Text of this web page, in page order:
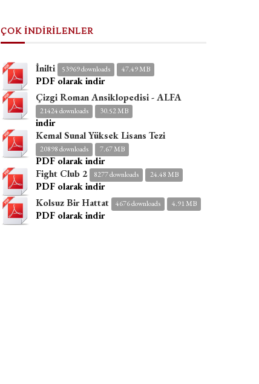
ÇOK İNDİRİLENLER
İnilti 53969 downloads 47.49 MB
PDF olarak indir
Çizgi Roman Ansiklopedisi - ALFA
21424 downloads 30.52 MB
indir
Kemal Sunal Yüksek Lisans Tezi
20898 downloads 7.67 MB
PDF olarak indir
Fight Club 2
8277 downloads 24.48 MB
PDF olarak indir
Kolsuz Bir Hattat
4676 downloads 4.91 MB
PDF olarak indir